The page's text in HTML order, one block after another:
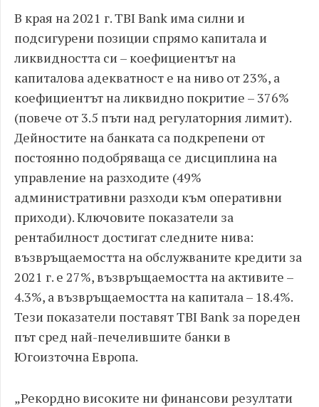
В края на 2021 г. TBI Bank има силни и
подсигурени позиции спрямо капитала и
ликвидността си – коефициентът на
капиталова адекватност е на ниво от 23%, а
коефициентът на ликвидно покритие – 376%
(повече от 3.5 пъти над регулаторния лимит).
Дейностите на банката са подкрепени от
постоянно подобряваща се дисциплина на
управление на разходите (49%
административни разходи към оперативни
приходи). Ключовите показатели за
рентабилност достигат следните нива:
възвръщаемостта на обслужваните кредити за
2021 г. е 27%, възвръщаемостта на активите –
4.3%, а възвръщаемостта на капитала – 18.4%.
Тези показатели поставят TBI Bank за пореден
път сред най-печелившите банки в
Югоизточна Европа.
„Рекордно високите ни финансови резултати